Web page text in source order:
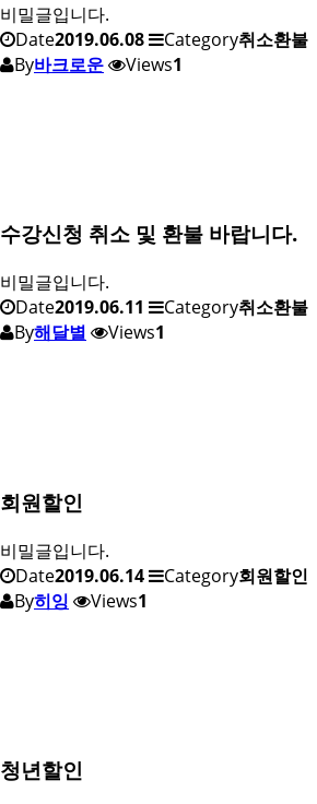
비밀글입니다.
Date2019.06.08 Category취소환불
By바크로운 Views1
수강신청 취소 및 환불 바랍니다.
비밀글입니다.
Date2019.06.11 Category취소환불
By해달별 Views1
회원할인
비밀글입니다.
Date2019.06.14 Category회원할인
By히잉 Views1
청년할인